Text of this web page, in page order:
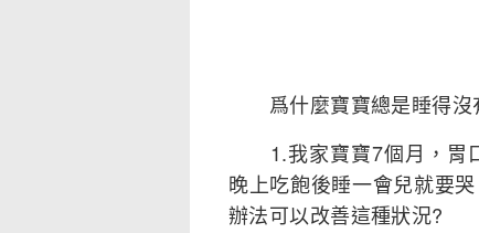
爲什麼寶寶總是睡得沒
1.我家寶寶7個月，胃口
晚上吃飽後睡一會兒就要
辦法可以改善這種狀況?